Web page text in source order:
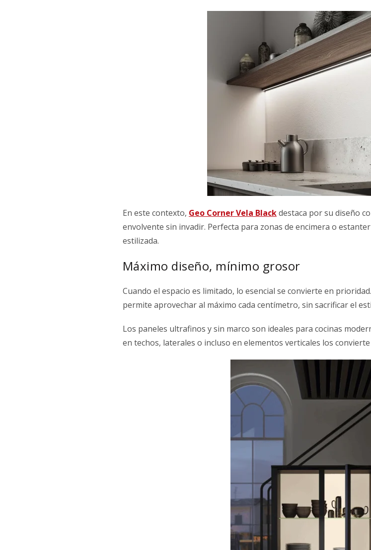
En este contexto, Geo Corner Vela Blackdestaca por su diseño
envolvente sin invadir. Perfecta para zonas de encimera o
estilizada.
Máximo diseño, mínimo grosor
Cuando el espacio es limitado, lo esencial se convierte en
permite aprovechar al máximo cada centímetro, sin sacrificar el
Los paneles ultrafinos y sin marco son ideales para cocinas
en techos, laterales o incluso en elementos verticales los